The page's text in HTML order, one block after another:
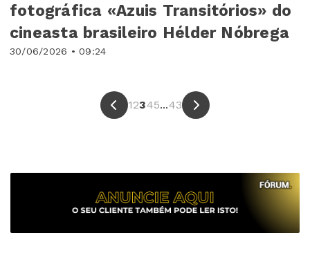
30/06/2026 • 09:24
fotográfica «Azuis Transitórios» do
cineasta brasileiro Hélder Nóbrega
12345...43